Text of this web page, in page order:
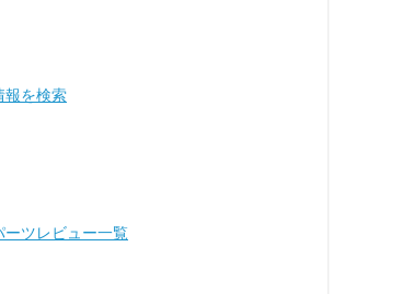
報を検索
ツレビュー一覧